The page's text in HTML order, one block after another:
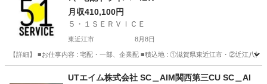
月収410,100円
５・１ＳＥＲＶＩＣＥ
東近江市 8月8日
【詳細】 ■お仕事内容 : 宅配・一部、企業配 ■積込地 : ①滋賀県東近江市・②近江
宅配 未経験
UTエイム株式会社 SC＿AIM関西第三CU SC＿AI